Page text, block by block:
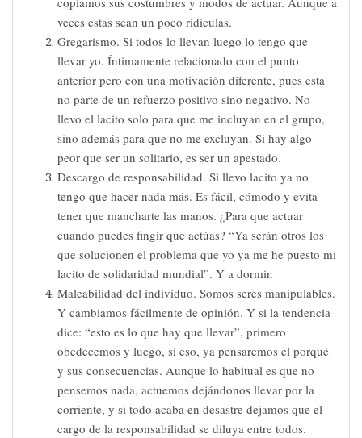
veces estas sean un poco ridículas.
Gregarismo. Si todos lo llevan luego lo tengo que
llevar yo. Íntimamente relacionado con el punto
anterior pero con una motivación diferente, pues esta
no parte de un refuerzo positivo sino negativo. No
llevo el lacito solo para que me incluyan en el grupo,
sino además para que no me excluyan. Si hay algo
peor que ser un solitario, es ser un apestado.
Descargo de responsabilidad. Si llevo lacito ya no
tengo que hacer nada más. Es fácil, cómodo y evita
tener que mancharte las manos. ¿Para que actuar
cuando puedes fingir que actúas? “Ya serán otros los
que solucionen el problema que yo ya me he puesto mi
lacito de solidaridad mundial”. Y a dormir.
Maleabilidad del individuo. Somos seres manipulables.
Y cambiamos fácilmente de opinión. Y si la tendencia
dice: “esto es lo que hay que llevar”, primero
obedecemos y luego, si eso, ya pensaremos el porqué
y sus consecuencias. Aunque lo habitual es que no
pensemos nada, actuemos dejándonos llevar por la
corriente, y si todo acaba en desastre dejamos que el
cargo de la responsabilidad se diluya entre todos.